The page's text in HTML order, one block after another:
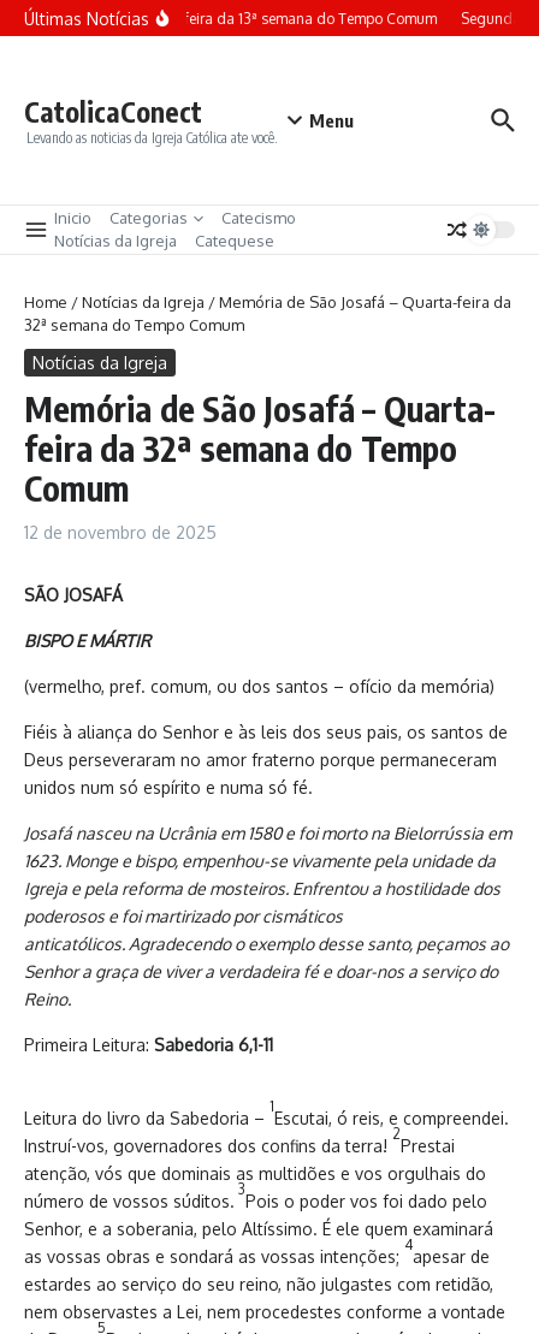
Ir para o conteúdo
Últimas NotíciasTerça-feira da 13ª semana do Tempo Comum Segunda-
CatolicaConect
Levando as noticias da Igreja Católica ate você.
Menu
Inicio Categorias
Catecismo
Notícias da Igreja
Catequese
Home /Notícias da Igreja /Memória de São Josafá – Quarta-feira da
32ª semana do Tempo Comum
Notícias da Igreja
Memória de São Josafá – Quarta-
feira da 32ª semana do Tempo
Comum
12 de novembro de 2025
SÃO JOSAFÁ
BISPO E MÁRTIR
(vermelho, pref. comum, ou dos santos – ofício da memória)
Fiéis à aliança do Senhor e às leis dos seus pais, os santos de
Deus perseveraram no amor fraterno porque permaneceram
unidos num só espírito e numa só fé.
Josafá nasceu na Ucrânia em 1580 e foi morto na Bielorrússia em
1623. Monge e bispo, empenhou-se vivamente pela unidade da
Igreja e pela reforma de mosteiros. Enfrentou a hostilidade dos
poderosos e foi martirizado por cismáticos
anticatólicos. Agradecendo o exemplo desse santo, peçamos ao
Senhor a graça de viver a verdadeira fé e doar-nos a serviço do
Reino.
Primeira Leitura: Sabedoria 6,1-11
Leitura do livro da Sabedoria –
1
Escutai, ó reis, e compreendei.
Instruí-vos, governadores dos confins da terra!
2
Prestai
atenção, vós que dominais as multidões e vos orgulhais do
número de vossos súditos.
3
Pois o poder vos foi dado pelo
Senhor, e a soberania, pelo Altíssimo. É ele quem examinará
as vossas obras e sondará as vossas intenções;
4
apesar de
estardes ao serviço do seu reino, não julgastes com retidão,
nem observastes a Lei, nem procedestes conforme a vontade
5